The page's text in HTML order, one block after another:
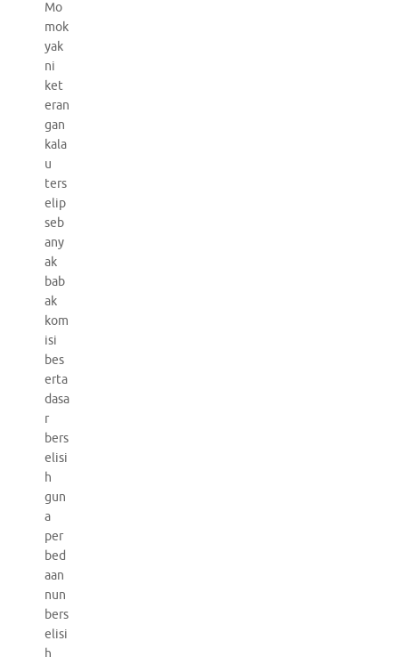
Mo
mok
yak
ni
ket
eran
gan
kala
u
ters
elip
seb
any
ak
bab
ak
kom
isi
bes
erta
dasa
r
bers
elisi
h
gun
a
per
bed
aan
nun
bers
elisi
h.